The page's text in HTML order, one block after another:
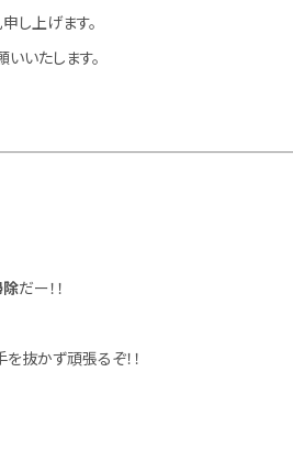
し上げます。
いたします。
だー！！
を抜かず頑張るぞ！！